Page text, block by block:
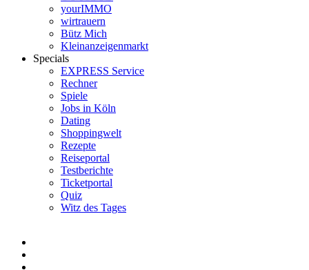
yourIMMO
wirtrauern
Bütz Mich
Kleinanzeigenmarkt
Specials
EXPRESS Service
Rechner
Spiele
Jobs in Köln
Dating
Shoppingwelt
Rezepte
Reiseportal
Testberichte
Ticketportal
Quiz
Witz des Tages